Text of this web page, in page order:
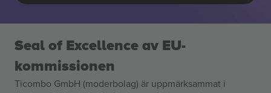
Seal of Excellence av EU-
kommissionen
Ticombo GmbH (moderbolag) är uppmärksammat i